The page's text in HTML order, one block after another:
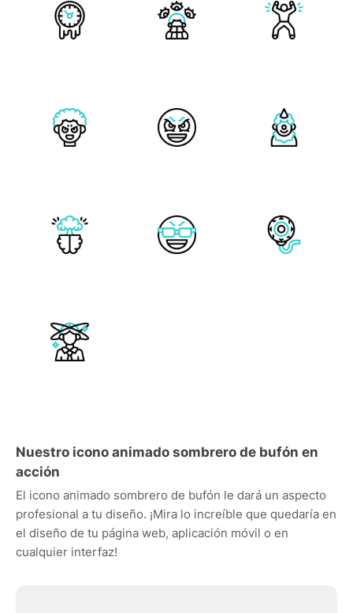
Nuestro icono animado sombrero de bufón en
acción
El icono animado sombrero de bufón le dará un aspecto
profesional a tu diseño. ¡Mira lo increíble que quedaría en
el diseño de tu página web, aplicación móvil o en
cualquier interfaz!